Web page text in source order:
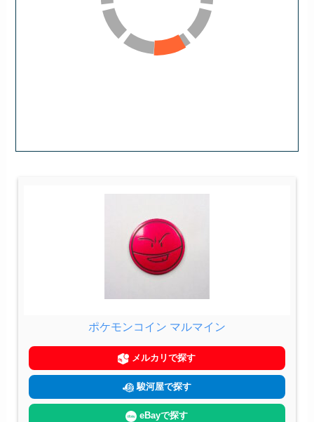
ポケモンコイン マルマイン
メルカリで探す
駿河屋で探す
eBayで探す